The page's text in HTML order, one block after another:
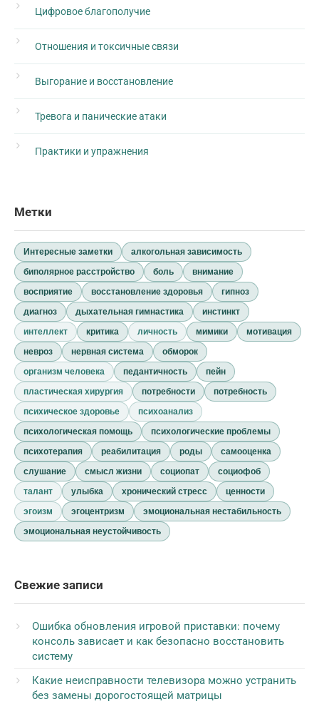
Цифровое благополучие
Отношения и токсичные связи
Выгорание и восстановление
Тревога и панические атаки
Практики и упражнения
Метки
Интересные заметки
алкогольная зависимость
биполярное расстройство
боль
внимание
восприятие
восстановление здоровья
гипноз
диагноз
дыхательная гимнастика
инстинкт
интеллект
критика личность мимики
мотивация
невроз
нервная система
обморок
организм человека
педантичность
пейн
пластическая хирургия
потребности
потребность
психическое здоровье
психоанализ
психологическая помощь
психологические проблемы
психотерапия
реабилитация роды
самооценка
слушание
смысл жизни социопат
социофоб
талант
улыбка хронический стресс
ценности
эгоизм
эгоцентризм
эмоциональная нестабильность
эмоциональная неустойчивость
Свежие записи
Ошибка обновления игровой приставки: почему
консоль зависает и как безопасно восстановить
систему
Какие неисправности телевизора можно устранить
без замены дорогостоящей матрицы